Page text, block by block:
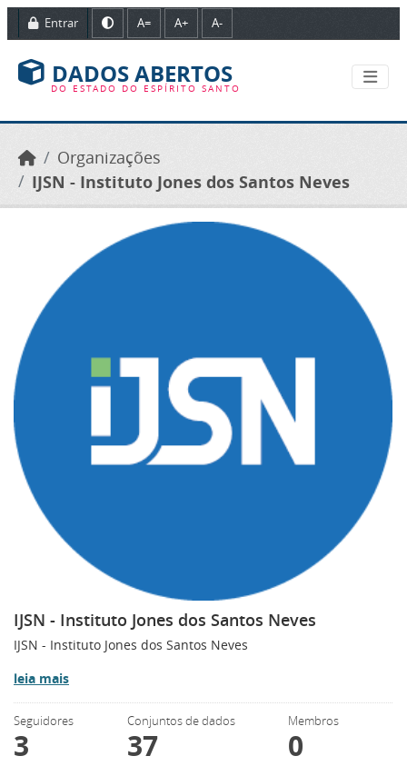
Ir para o conteúdo principal
Entrar A= A+ A-
DADOS ABERTOS
DO ESTADO DO ESPÍRITO SANTO
Organizações
IJSN - Instituto Jones dos Santos Neves
IJSN - Instituto Jones dos Santos Neves
IJSN - Instituto Jones dos Santos Neves
leia mais
Seguidores
3
Conjuntos de dados
37
Membros
0